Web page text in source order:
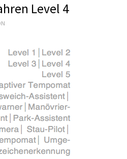
Level 4